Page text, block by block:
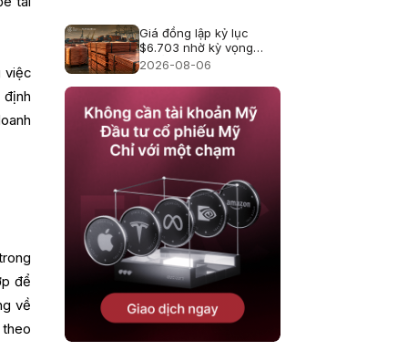
việc
định
để
về
Giá đồng lập kỷ lục
$6.703 nhờ kỳ vọng
thuế quan
2026-08-06